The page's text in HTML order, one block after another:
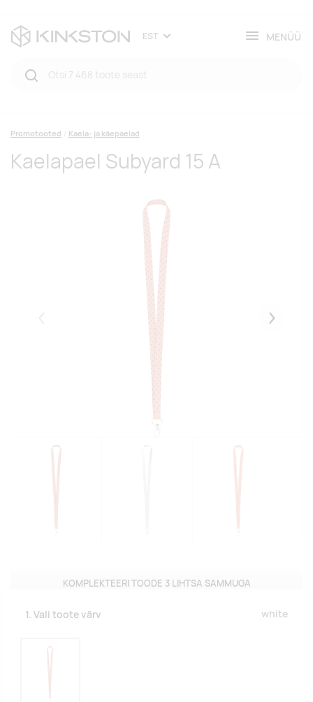
EST MENÜÜ
Promotooted Kaela- ja käepaelad
Kaelapael Subyard 15 A
KOMPLEKTEERI TOODE 3 LIHTSA SAMMUGA
1. Vali toote värv white